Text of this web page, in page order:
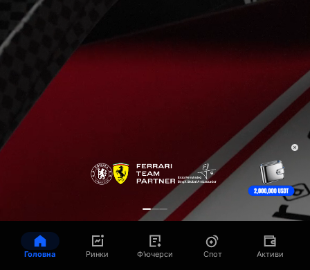
Головна Ринки Ф'ючерси Спот Активи